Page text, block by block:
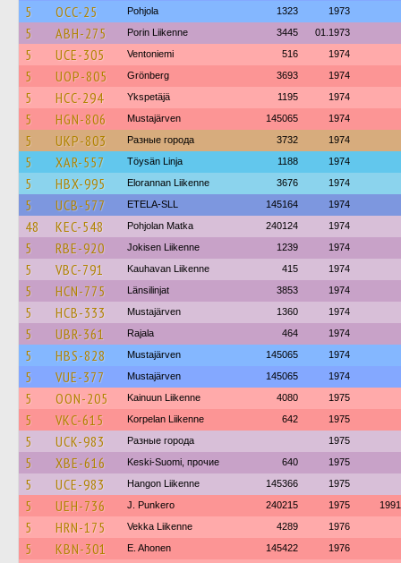
5 OCC-25 Pohjola 1323 1973
5 ABH-275 Porin Liikenne 3445 01.1973
5 UCE-305 Ventoniemi 516 1974
5 UOP-805 Grönberg 3693 1974
5 HCC-294 Ykspetäjä 1195 1974
5 HGN-806 Mustajärven 145065 1974
5 UKP-803 Разные города 3732 1974
5 XAR-557 Töysän Linja 1188 1974
5 HBX-995 Elorannan Liikenne 3676 1974
5 UCB-577 ETELA-SLL 145164 1974
48 KEC-548 Pohjolan Matka 240124 1974
5 RBE-920 Jokisen Liikenne 1239 1974
5 VBC-791 Kauhavan Liikenne 415 1974
5 HCN-775 Länsilinjat 3853 1974
5 HCB-333 Mustajärven 1360 1974
5 UBR-361 Rajala 464 1974
5 HBS-828 Mustajärven 145065 1974
5 VUE-377 Mustajärven 145065 1974
5 OON-205 Kainuun Liikenne 4080 1975
5 VKC-615 Korpelan Liikenne 642 1975
5 UCK-983 Разные города 1975
5 XBE-616 Keski-Suomi, прочие 640 1975
5 UCE-983 Hangon Liikenne 145366 1975
5 UEH-736 J. Punkero 240215 1975 1991
5 HRN-175 Vekka Liikenne 4289 1976
5 KBN-301 E. Ahonen 145422 1976